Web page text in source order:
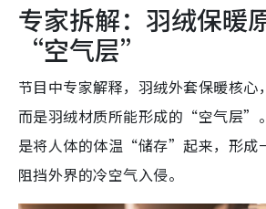
专家拆解：羽绒保暖
“空气层”
节目中专家解释，羽绒外套保暖核心
而是羽绒材质所能形成的“空气层”
是将人体的体温“储存”起来，形成
阻挡外界的冷空气入侵。